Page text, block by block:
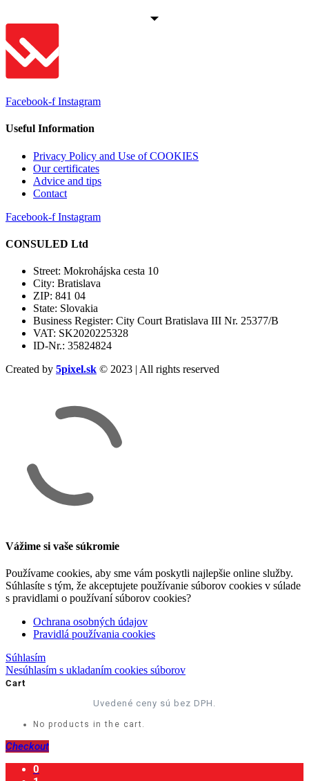
Facebook-f Instagram
Useful Information
Privacy Policy and Use of COOKIES
Our certificates
Advice and tips
Contact
Facebook-f Instagram
CONSULED Ltd
Street: Mokrohájska cesta 10
City: Bratislava
ZIP: 841 04
State: Slovakia
Business Register: City Court Bratislava III Nr. 25377/B
VAT: SK2020225328
ID-Nr.: 35824824
Created by 5pixel.sk © 2023 | All rights reserved
Vážime si vaše súkromie
Používame cookies, aby sme vám poskytli najlepšie online služby.
Súhlasíte s tým, že akceptujete používanie súborov cookies v súlade
s pravidlami o používaní súborov cookies?
Ochrana osobných údajov
Pravidlá používania cookies
Súhlasím
Nesúhlasím s ukladaním cookies súborov
Cart
Uvedené ceny sú bez DPH.
No products in the cart.
Checkout
0